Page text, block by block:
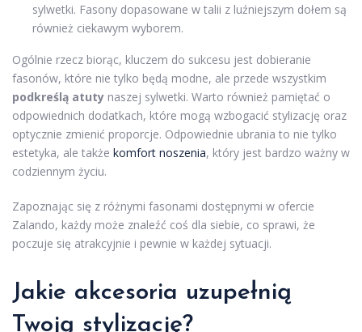
sylwetki. Fasony dopasowane w talii z luźniejszym dołem są
również ciekawym wyborem.
Ogólnie rzecz biorąc, kluczem do sukcesu jest dobieranie
fasonów, które nie tylko będą modne, ale przede wszystkim
podkreślą atuty naszej sylwetki. Warto również pamiętać o
odpowiednich dodatkach, które mogą wzbogacić stylizację oraz
optycznie zmienić proporcje. Odpowiednie ubrania to nie tylko
estetyka, ale także komfort noszenia, który jest bardzo ważny w
codziennym życiu.
Zapoznając się z różnymi fasonami dostępnymi w ofercie
Zalando, każdy może znaleźć coś dla siebie, co sprawi, że
poczuje się atrakcyjnie i pewnie w każdej sytuacji.
Jakie akcesoria uzupełnią
Twoją stylizację?